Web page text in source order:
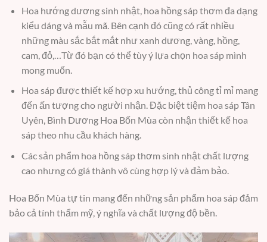
Hoa hướng dương sinh nhật, hoa hồng sáp thơm đa dạng
kiểu dáng và mẫu mã. Bên cạnh đó cũng có rất nhiều
những màu sắc bắt mắt như xanh dương, vàng, hồng,
cam, đỏ,…Từ đó bạn có thể tùy ý lựa chọn hoa sáp mình
mong muốn.
Hoa sáp được thiết kế hợp xu hướng, thủ công tỉ mỉ mang
đến ấn tượng cho người nhận. Đặc biệt tiệm hoa sáp Tân
Uyên, Bình Dương Hoa Bốn Mùa còn nhận thiết kế hoa
sáp theo nhu cầu khách hàng.
Các sản phẩm hoa hồng sáp thơm sinh nhật chất lượng
cao nhưng có giá thành vô cùng hợp lý và đảm bảo.
Hoa Bốn Mùa tự tin mang đến những sản phẩm hoa sáp đảm
bảo cả tính thẩm mỹ, ý nghĩa và chất lượng độ bền.